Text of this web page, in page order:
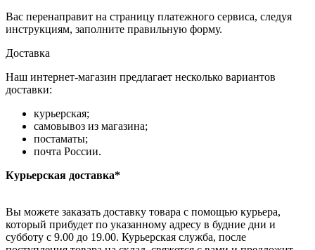
Вас перенаправит на страницу платежного сервиса, следуя
инструкциям, заполните правильную форму.
Доставка
Наш интернет-магазин предлагает несколько вариантов
доставки:
курьерская;
самовывоз из магазина;
постаматы;
почта России.
Курьерская доставка*
Вы можете заказать доставку товара с помощью курьера,
который прибудет по указанному адресу в будние дни и
субботу с 9.00 до 19.00. Курьерская служба, после